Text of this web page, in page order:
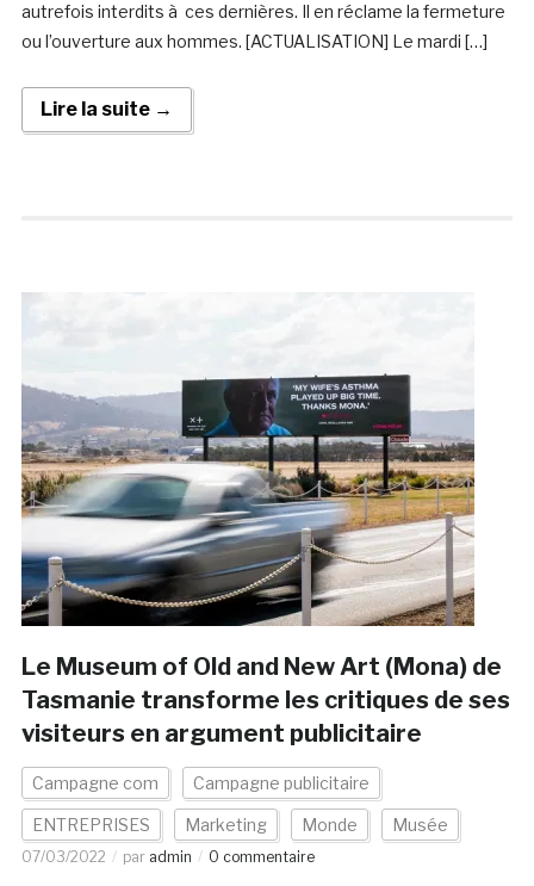
autrefois interdits à ces dernières. Il en réclame la fermeture
ou l’ouverture aux hommes. [ACTUALISATION] Le mardi […]
Lire la suite →
Le Museum of Old and New Art (Mona) de
Tasmanie transforme les critiques de ses
visiteurs en argument publicitaire
Campagne com Campagne publicitaire
ENTREPRISES Marketing Monde Musée
07/03/2022 par admin 0 commentaire